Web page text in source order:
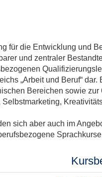
für die Entwicklung und
und zentraler
„Arbeit und Beruf“
Bereichen sowie
sich aber auch im